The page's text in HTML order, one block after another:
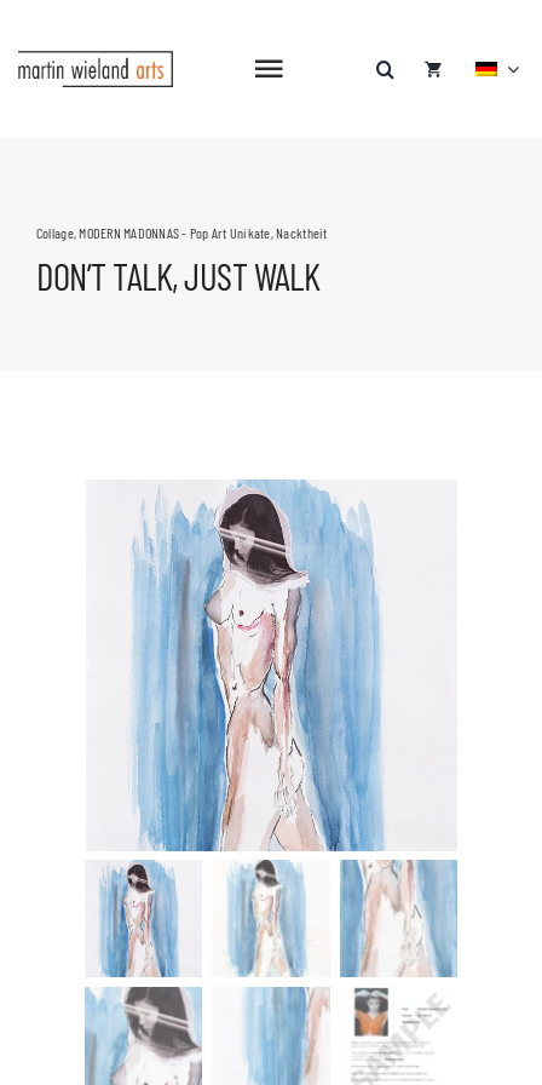
springen
Navigation
Collage,MODERN MADONNAS - Pop Art Unikate,Nacktheit
DON’T TALK, JUST WALK